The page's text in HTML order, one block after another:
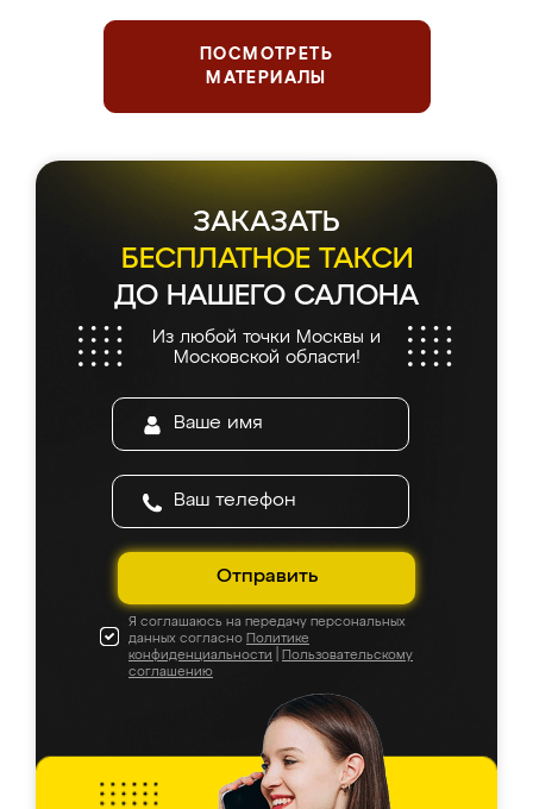
ПОСМОТРЕТЬ
МАТЕРИАЛЫ
ЗАКАЗАТЬ
БЕСПЛАТНОЕ ТАКСИ
ДО НАШЕГО САЛОНА
Из любой точки Москвы и
Московской области!
Отправить
Я соглашаюсь на передачу персональных
данных согласно Политике
конфиденциальности
Пользовательскому
соглашению